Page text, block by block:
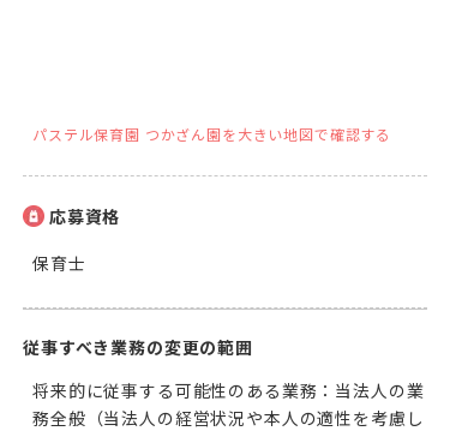
パステル保育園 つかざん園を大きい地図で確認する
応募資格
保育士
従事すべき業務の変更の範囲
将来的に従事する可能性のある業務：当法人の業
務全般（当法人の経営状況や本人の適性を考慮し